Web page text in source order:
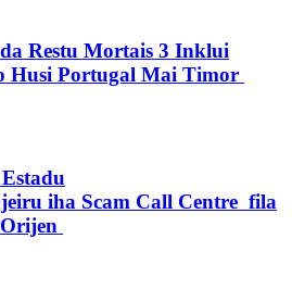
Restu Mortais 3 Inklui
Husi Portugal Mai Timor
iha Scam Call Centre fila